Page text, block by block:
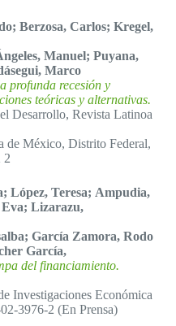
Berzosa, Carlos; Kregel,
Manuel; Puyana,
Marco
profunda recesión y
teóricas y alternativas.
Desarrollo, Revista Latinoa
de México, Distrito Federal,
2
López, Teresa; Ampudia,
Lizarazu,
García Zamora, Rodo
García,
del financiamiento.
Investigaciones Económica
3976-2 (En Prensa)